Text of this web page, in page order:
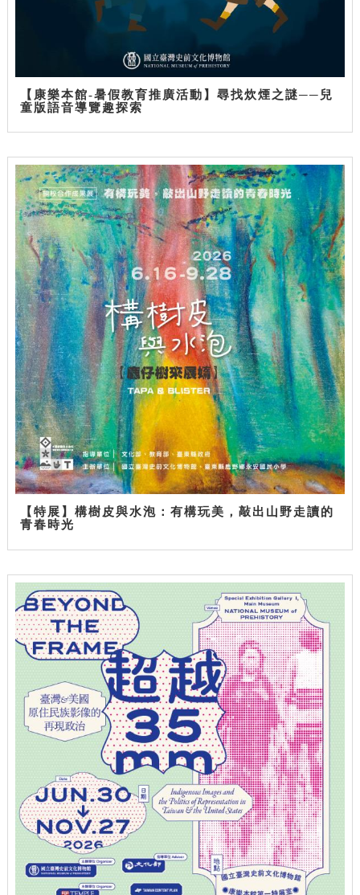
【康樂本館-暑假教育推廣活動】尋找炊煙之謎──兒
童版語音導覽趣探索
【特展】構樹皮與水泡：有構玩美，敲出山野走讀的
青春時光